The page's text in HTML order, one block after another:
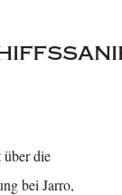
die
bei Jarro,